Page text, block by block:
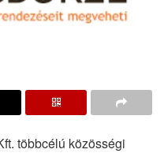
többcélú közösségi